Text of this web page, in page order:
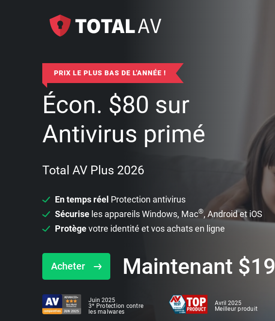
PRIX LE PLUS BAS DE L'ANNÉE !
Écon. $80 sur
Antivirus primé
Total AV Plus 2026
En temps réel Protection antivirus
Sécurise les appareils Windows, Mac®, Android et iOS
Protègevotre identité et vos achats en ligne
Acheter Maintenant $19
Juin 2025
3* Protection contre
les malwares
Avril 2025
Meilleur produit